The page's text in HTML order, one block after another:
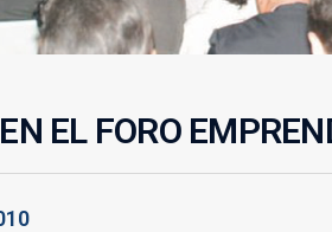
EL FORO